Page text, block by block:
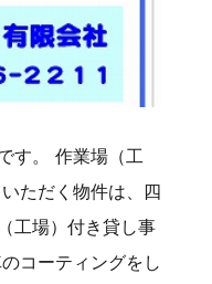
す。 作業場（工
ただく物件は、四
工場）付き貸し事
コーティングをし